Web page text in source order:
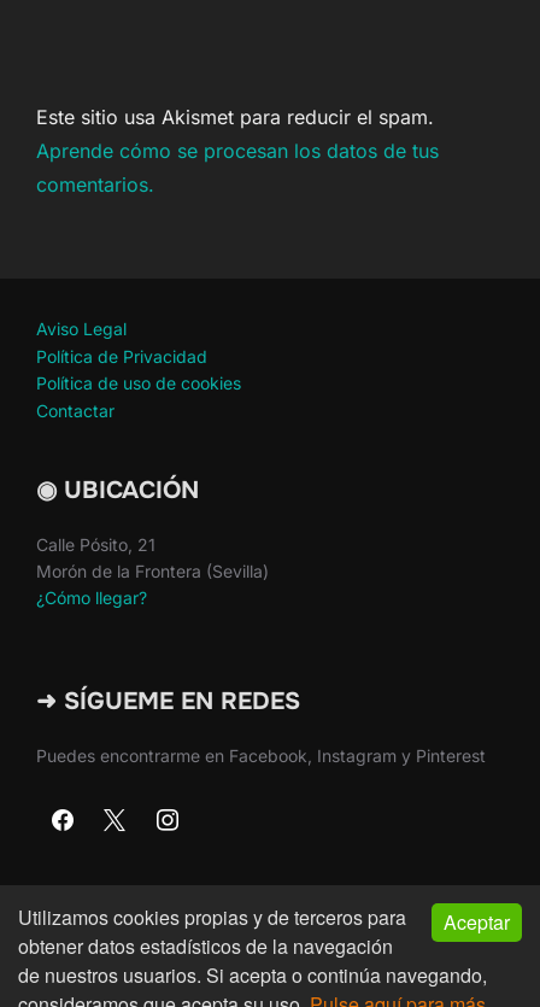
Aceptar
Utilizamos cookies propias y de terceros para
obtener datos estadísticos de la navegación
de nuestros usuarios. Si acepta o continúa navegando,
Este sitio usa Akismet para reducir el spam.
Aprende cómo se procesan los datos de tus
comentarios.
Aviso Legal
Política de Privacidad
Política de uso de cookies
Contactar
◉ UBICACIÓN
Calle Pósito, 21
Morón de la Frontera (Sevilla)
¿Cómo llegar?
➜ SÍGUEME EN REDES
Puedes encontrarme en Facebook, Instagram y Pinterest
Copyright © 2026 · Martín Nieto · Morón de la Frontera
(Sevilla)